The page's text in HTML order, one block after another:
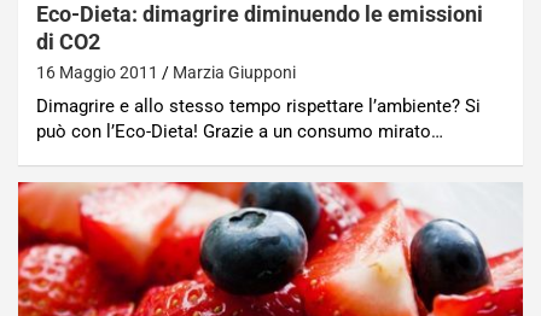
Eco-Dieta: dimagrire diminuendo le emissioni
di CO2
16 Maggio 2011 Marzia Giupponi
Dimagrire e allo stesso tempo rispettare l’ambiente? Si
può con l’Eco-Dieta! Grazie a un consumo mirato…